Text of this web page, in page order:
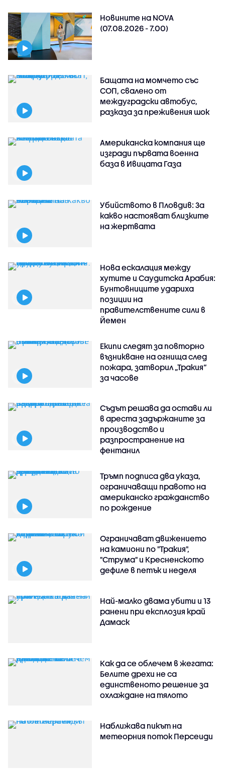
Новините на NOVA
(07.08.2026 - 7.00)
Бащата на момчето със
СОП, свалено от
междуградски автобус,
разказа за преживения шок
Американска компания ще
изгради първата военна
база в Ивицата Газа
Убийството в Пловдив: За
какво настояват близките
на жертвата
Нова ескалация между
хутите и Саудитска Арабия:
Бунтовниците удариха
позиции на
правителствените сили в
Йемен
Екипи следят за повторно
възникване на огнища след
пожара, затворил „Тракия“
за часове
Съдът решава да остави ли
в ареста задържаните за
производство и
разпространение на
фентанил
Тръмп подписа два указа,
ограничаващи правото на
американско гражданство
по рождение
Ограничават движението
на камиони по "Тракия",
"Струма" и Кресненското
дефиле в петък и неделя
Най-малко двама убити и 13
ранени при експлозия край
Дамаск
Как да се облечем в жегата:
Белите дрехи не са
единственото решение за
охлаждане на тялото
Наближава пикът на
метеорния поток Персеиди